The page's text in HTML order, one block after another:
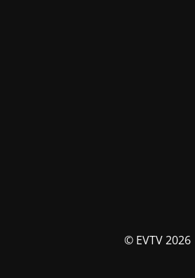
© EVTV 2026